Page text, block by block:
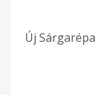
Új Sárgarépa